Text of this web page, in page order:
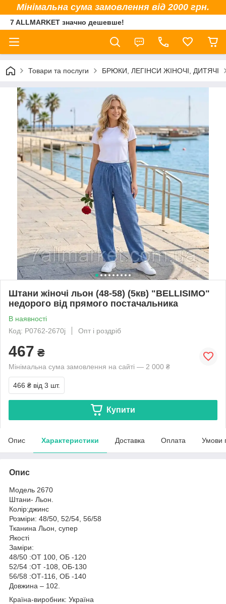
Мінімальна сума замовлення від 2000 грн.
7 ALLMARKET значно дешевше!
Товари та послуги БРЮКИ, ЛЕГІНСИ ЖІНОЧІ, ДИТЯЧІ
Штани жіночі льон (48-58) (5кв) "BELLISIMO"
недорого від прямого постачальника
В наявності
Код: P0762-2670j
Опт і роздріб
467 ₴
Мінімальна сума замовлення на сайті — 2 000 ₴
466 ₴ від 3 шт.
Купити
Опис Характеристики Доставка Оплата Умови
Опис
Модель 2670
Штани- Льон.
Колір:джинс
Розміри: 48/50, 52/54, 56/58
Тканина Льон, супер
Якості
Заміри:
48/50 :ОТ 100, ОБ -120
52/54 :ОТ -108, ОБ-130
56/58 :ОТ-116, ОБ -140
Довжина – 102.
Країна-виробник: Україна